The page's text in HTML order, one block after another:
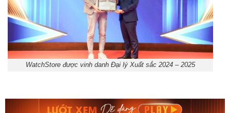
WatchStore được vinh danh Đại lý Xuất sắc 2024 – 2025
Mua ngay Mua ngay